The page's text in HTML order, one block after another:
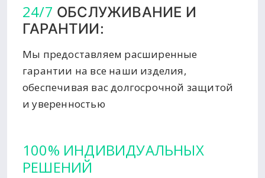
24/7 ОБСЛУЖИВАНИЕ И
ГАРАНТИИ:
Мы предоставляем расширенные
гарантии на все наши изделия,
обеспечивая вас долгосрочной защитой
и уверенностью
100% ИНДИВИДУАЛЬНЫХ
РЕШЕНИЙ